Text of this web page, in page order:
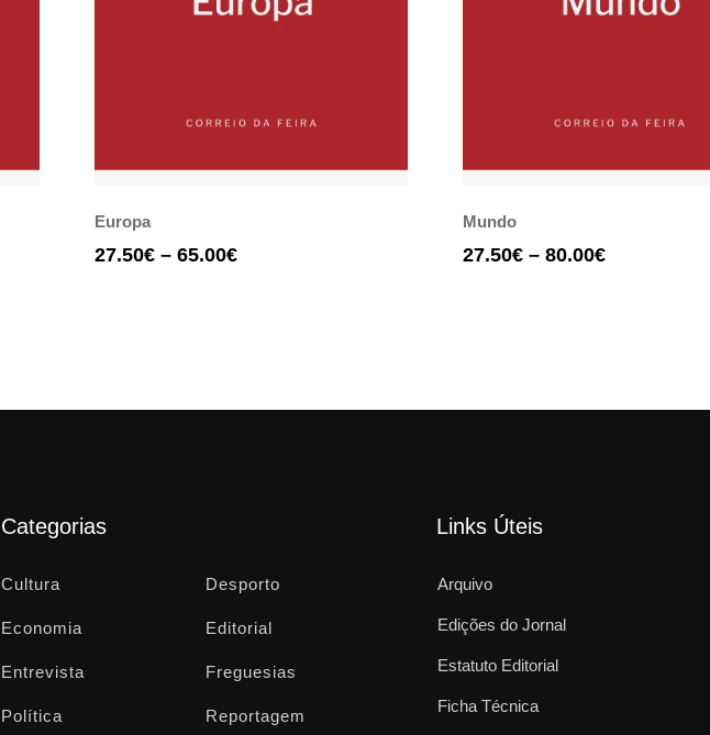
Europa
27.50€– 65.00€
Mundo
27.50€– 80.00€
Categorias
Cultura Desporto
Economia Editorial
Entrevista Freguesias
Política Reportagem
Links Úteis
Arquivo
Edições do Jornal
Estatuto Editorial
Ficha Técnica